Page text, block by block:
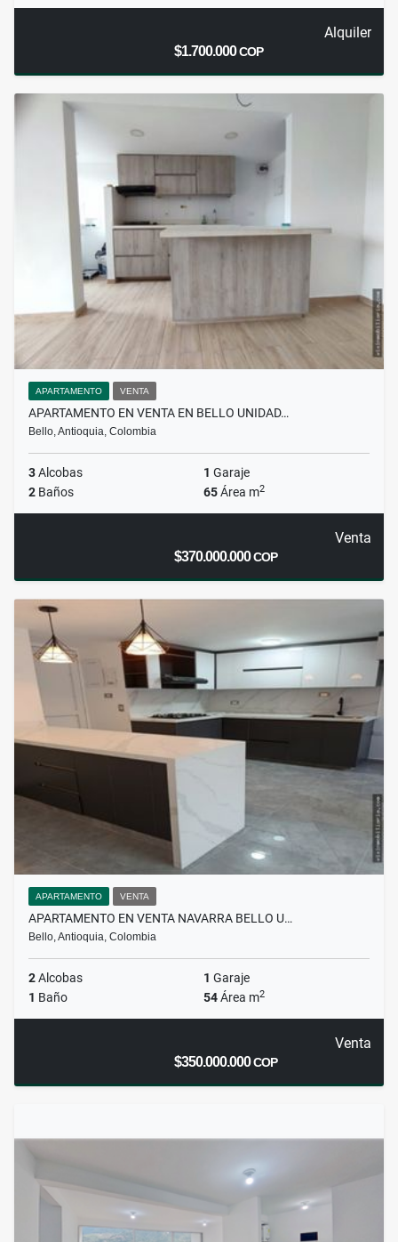
Alquiler
$1.700.000COP
APARTAMENTO VENTA
APARTAMENTO EN VENTA EN BELLO UNIDAD…
Bello, Antioquia, Colombia
3Alcobas 1 Garaje
2 Baños 65Área m2
Venta
$370.000.000COP
APARTAMENTO VENTA
APARTAMENTO EN VENTA NAVARRA BELLO U…
Bello, Antioquia, Colombia
2Alcobas 1 Garaje
1 Baño 54Área m2
Venta
$350.000.000COP